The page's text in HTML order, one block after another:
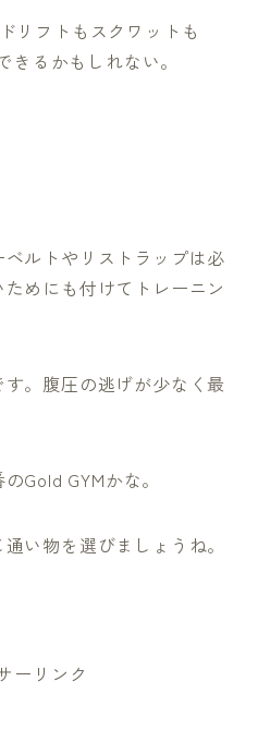
リフトもスクワットも
きるかもしれない。
ルトやリストラップは必
めにも付けてトレーニン
。腹圧の逃げが少なく最
Gold GYMかな。
い物を選びましょうね。
ーリンク